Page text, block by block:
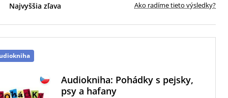
Najvyššia zľava Ako radíme tieto výsledky?
Audiokniha: Pohádky s pejsky,
psy a hafany